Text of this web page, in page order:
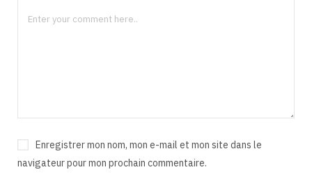
Enregistrer mon nom, mon e-mail et mon site dans le
navigateur pour mon prochain commentaire.